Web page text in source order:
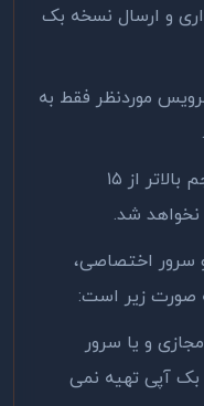
و ارسال نسخه بک
هزینه 50%، سرویس موردنظر فقط به
از سرویس های اشتراکی با حجم بالاتر از ۱۵
شد.
اختصاصی،
صورت زیر است:
و یا سرور
آپی تهیه نمی